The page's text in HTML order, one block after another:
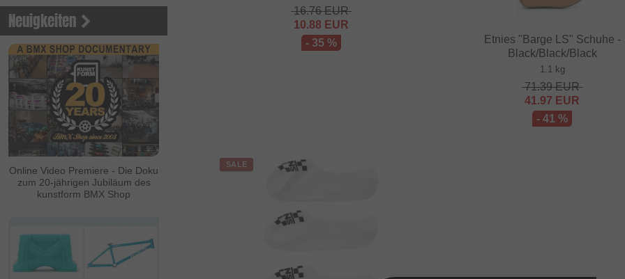
Neuigkeiten
Online Video Premiere - Die Doku
zum 20-jährigen Jubiläum des
kunstform BMX Shop
16.76EUR
10.88 EUR
- 35 %
Etnies "Barge LS" Schuhe -
Black/Black/Black
1.1 kg
71.39EUR
41.97 EUR
- 41 %
SALE